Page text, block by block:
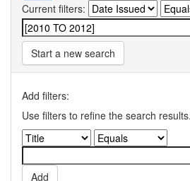
Current filters:
Start a new search
Add filters:
Use filters to refine the search results.